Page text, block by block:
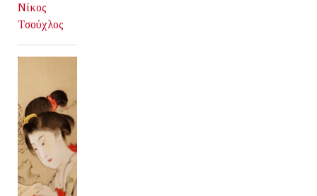
Νίκος
Τσούχλος